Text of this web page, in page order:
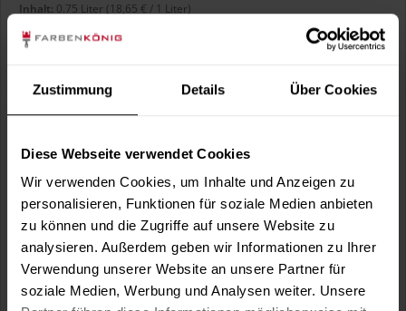
Zustimmung Details Über Cookies
Diese Webseite verwendet Cookies
Wir verwenden Cookies, um Inhalte und Anzeigen zu
personalisieren, Funktionen für soziale Medien anbieten
zu können und die Zugriffe auf unsere Website zu
analysieren. Außerdem geben wir Informationen zu Ihrer
Verwendung unserer Website an unsere Partner für
soziale Medien, Werbung und Analysen weiter. Unsere
Inhalt: 0.75 Liter (18,65 € / 1 Liter)
inkl. MwSt.
zzgl. Versandkosten
Merken Fragen zum Artikel?
Artikel-Nr.: GLC0011
Sie möchten eine größere Menge kaufen
und wünschen ein Angebot?